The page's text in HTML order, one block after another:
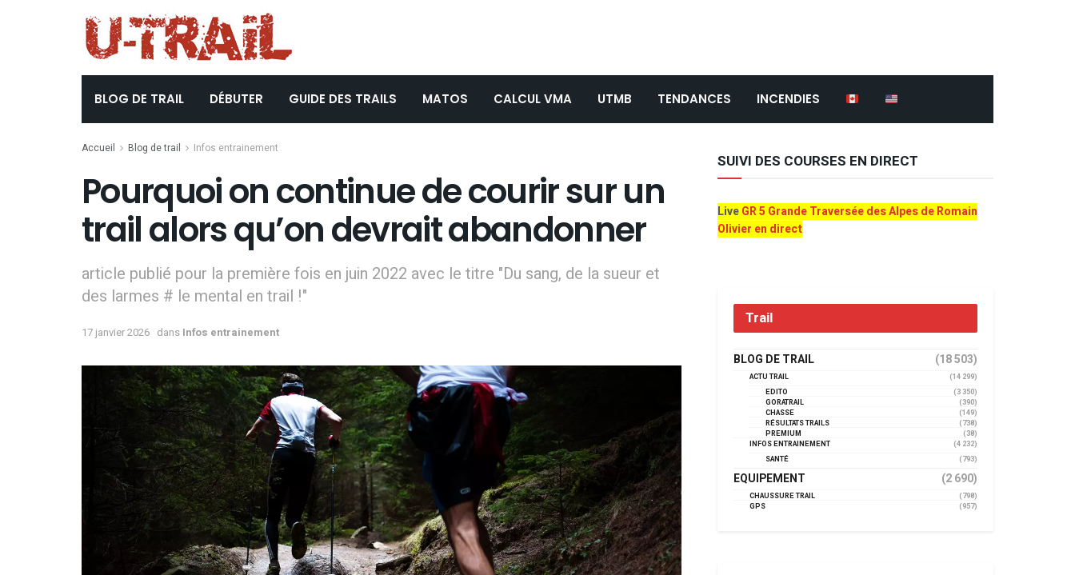
BLOG DE TRAIL DÉBUTER GUIDE DES TRAILS MATOS CALCUL VMA UTMB TENDANCES INCENDIES
Accueil Blog de trail Infos entrainement
Pourquoi on continue de courir sur un
trail alors qu’on devrait abandonner
article publié pour la première fois en juin 2022 avec le titre "Du sang, de la sueur et
des larmes # le mental en trail !"
17 janvier 2026 dans Infos entrainement
SUIVI DES COURSES EN DIRECT
LiveGR 5 Grande Traversée des Alpes de Romain
Olivier en direct
Trail
BLOG DE TRAIL (18 503)
ACTU TRAIL
(14 299)
EDITO
(3 350)
GORATRAIL
(390)
CHASSE
(149)
RÉSULTATS TRAILS
(738)
PREMIUM
(38)
INFOS ENTRAINEMENT
(4 232)
SANTÉ
(793)
EQUIPEMENT (2 690)
CHAUSSURE TRAIL
(798)
GPS
(957)